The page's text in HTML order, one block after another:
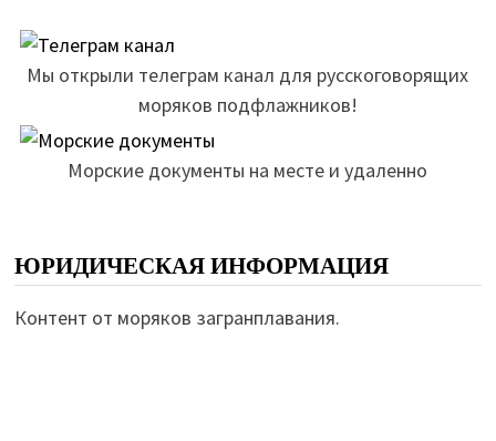
Мы открыли телеграм канал для русскоговорящих
моряков подфлажников!
Морские документы на месте и удаленно
ЮРИДИЧЕСКАЯ ИНФОРМАЦИЯ
Контент от моряков загранплавания.